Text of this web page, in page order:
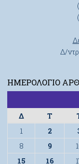
Δ/
ΗΜΕΡΟΛΌΓΙΟ
Δ
Τ
1
2
8
9
15
16